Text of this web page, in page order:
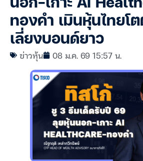
นอก-เกาะ AI
ทองคำ เมินหุ้นไทยโต
เลี่ยงบอนด์ยาว
ข่าวหุ้น 08 ม.ค. 69 15:57 น.